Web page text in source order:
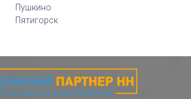
Пушкино
Пятигорск